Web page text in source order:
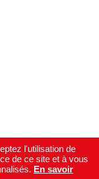
l'utilisation de
de ce site et à vous
En savoir